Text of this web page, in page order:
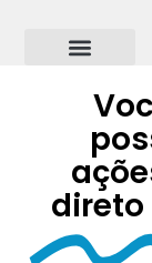
direto